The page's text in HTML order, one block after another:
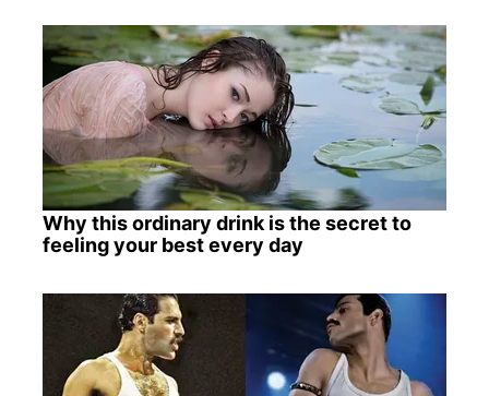
Why this ordinary drink is the secret to
feeling your best every day